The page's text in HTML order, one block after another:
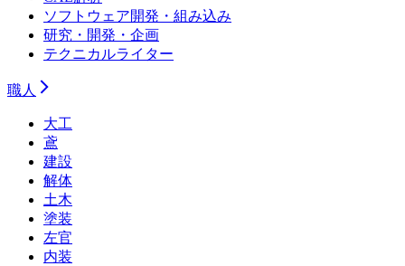
ソフトウェア開発・組み込み
研究・開発・企画
テクニカルライター
職人
大工
鳶
建設
解体
土木
塗装
左官
内装